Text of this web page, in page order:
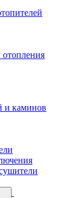
отопления
и каминов